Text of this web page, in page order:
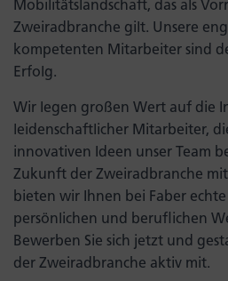
Mobilitätslandschaft, das als
Zweiradbranche gilt. Unsere
kompetenten Mitarbeiter sind
Erfolg.
Wir legen großen Wert auf die
leidenschaftlicher Mitarbeiter,
innovativen Ideen unser Team
Zukunft der Zweiradbranche
bieten wir Ihnen bei Faber
persönlichen und beruflichen
Bewerben Sie sich jetzt und
der Zweiradbranche aktiv mit.